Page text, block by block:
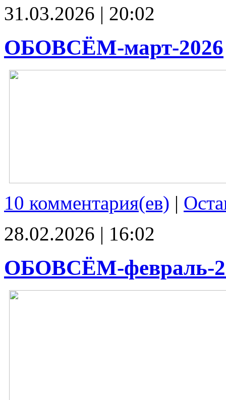
31.03.2026 | 20:02
ОБОВСЁМ-март-2026
10 комментария(ев) |
28.02.2026 | 16:02
ОБОВСЁМ-февраль-